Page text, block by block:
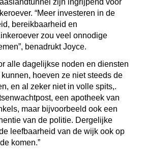
zijn ingrijpend voor
“Meer investeren in de
bereikbaarheid en
zou veel onnodige
benadrukt Joyce.
alle dagelijkse noden en diensten
hoeven ze niet steeds de
en al zeker niet in volle spits,.
een apotheek van
maar bijvoorbeeld ook een
van de politie. Dergelijke
leefbaarheid van de wijk ook op
komen.”